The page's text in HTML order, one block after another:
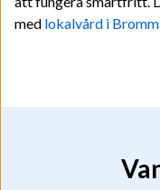
med lokalvård i